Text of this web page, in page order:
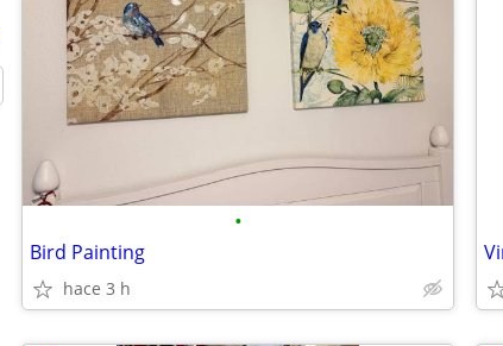
•
Bird Painting
hace 3 h